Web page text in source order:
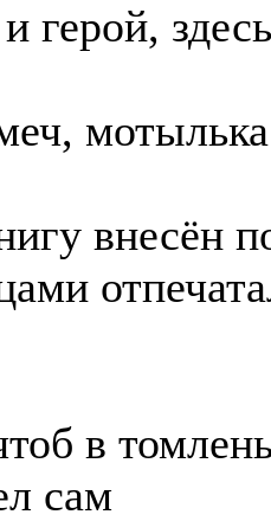
герой,
внесён
сам